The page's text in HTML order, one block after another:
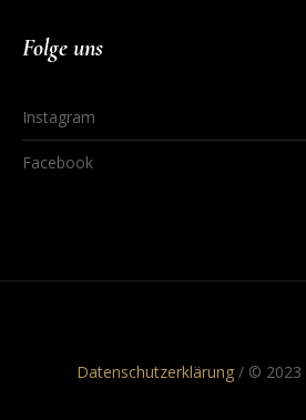
Folge uns
Instagram
Facebook
Datenschutzerklärung/ © 2023